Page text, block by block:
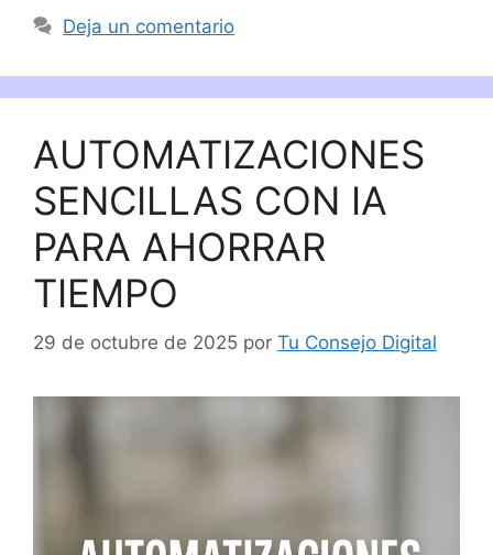
Deja un comentario
AUTOMATIZACIONES
SENCILLAS CON IA
PARA AHORRAR
TIEMPO
29 de octubre de 2025 por Tu Consejo Digital